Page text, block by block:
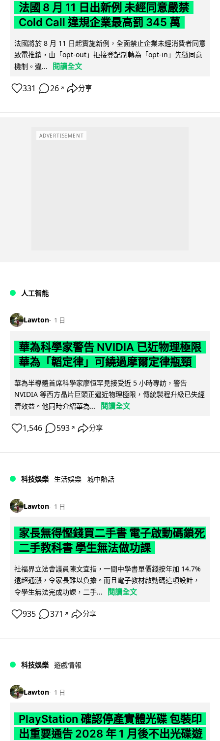
法國 8 月 11 日出新例 未經同意嚴禁
Cold Call 違規企業最高罰 345 萬
法國將於 8 月 11 日起實施新例，全面禁止企業未經消費者同意
致電推銷，由「opt-out」拒接登記制轉為「opt-in」先徵同意
機制。違...
閱讀全文
331 26 ↗ 分享
ADVERTISEMENT
人工智能
Lawton 1 日
華為科學家警告 NVIDIA 已近物理極限
華為「韜定律」可繞過摩爾定律瓶頸
華為半導體首席科學家廖恒罕見接受近 5 小時專訪，警告
NVIDIA 等西方晶片巨頭正逼近物理極限，傳統製程升級已失經
濟效益。他同時介紹華為...
閱讀全文
1,546 593 ↗ 分享
科技娛樂 生活娛樂 城中熱話
Lawton 1 日
家長無得慳錢買二手書 電子啟動碼鎖死
二手教科書 學生無法做功課
社福界立法會議員陳文宜指，一間中學書單價錢按年加 14.7%
遠超通漲，令家長難以負擔。而且電子教材啟動碼這項設計，
令學生無法完成功課，二手...
閱讀全文
935 371 ↗ 分享
科技娛樂 遊戲情報
Lawton 1 日
PlayStation 確認停產實體光碟 包裝印
出重要通告 2028 年 1 月後不出光碟遊